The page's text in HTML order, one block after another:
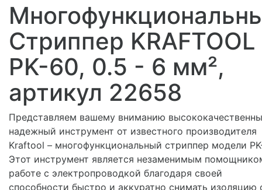
Стриппер KRAFTOOL
PK-60, 0.5 - 6 мм²,
артикул 22658
Представляем вашему вниманию
надежный инструмент от известного производителя
Kraftool – многофункциональный стриппер модели
Этот инструмент является незаменимым
работе с электропроводкой благодаря своей
способности быстро и аккуратно снимать изоляцию